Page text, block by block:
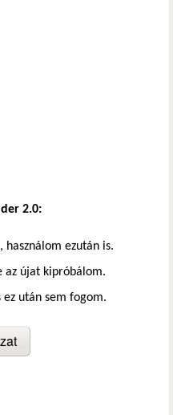
2.0:
használom ezután is.
az újat kipróbálom.
ez után sem fogom.